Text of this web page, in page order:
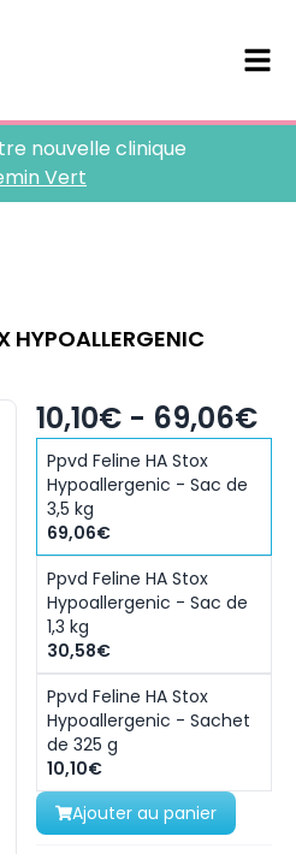
nouvelle clinique
Vert
HYPOALLERGENIC
10,10€ - 69,06€
Ppvd Feline HA Stox
Hypoallergenic - Sac de
3,5 kg
69,06€
Ppvd Feline HA Stox
Hypoallergenic - Sac de
1,3 kg
30,58€
Ppvd Feline HA Stox
Hypoallergenic - Sachet
de 325 g
10,10€
Ajouter au panier